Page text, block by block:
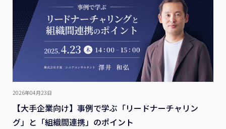
2026年04月23日
【大手企業向け】事例で学ぶ「リードナーチャリン
グ」と「組織間連携」のポイント